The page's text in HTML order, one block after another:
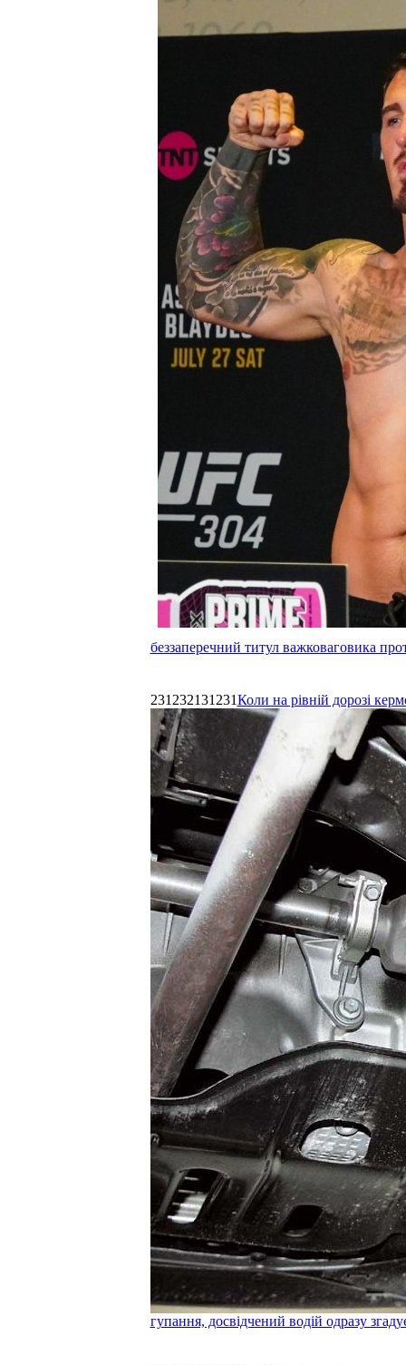
беззаперечний титул важковаговика
231232131231Коли на рівній дорозі
гупання, досвідчений водій одразу